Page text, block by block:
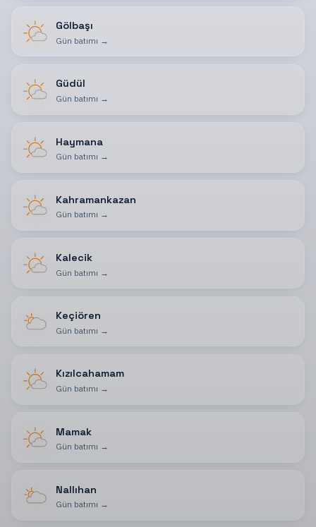
Gölbaşı
Gün batımı →
Güdül
Gün batımı →
Haymana
Gün batımı →
Kahramankazan
Gün batımı →
Kalecik
Gün batımı →
Keçiören
Gün batımı →
Kızılcahamam
Gün batımı →
Mamak
Gün batımı →
Nallıhan
Gün batımı →